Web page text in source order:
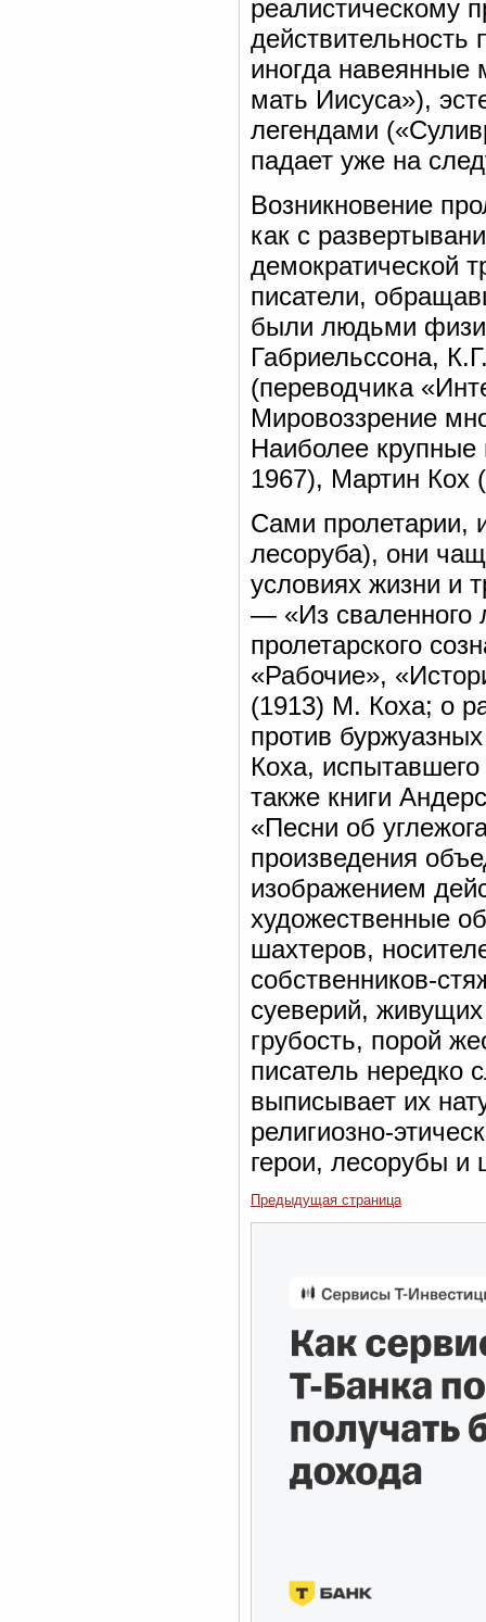
реалистическому
действительность
иногда
мать Иисуса»),
легендами
падает уже на
Возникновение
как с
демократической
писатели,
были людьми
Габриельссона,
(переводчика
Мировоззрение
Наиболее
1967), Мартин
Сами пролетарии,
лесоруба), они
условиях жизни и
— «Из сваленного
пролетарского
«Рабочие»,
(1913) М. Коха; о
против
Коха,
также книги
«Песни об
произведения
изображением
художественные
шахтеров,
собственников-
суеверий,
грубость, порой
писатель нередко
выписывает их
религиозно-
герои, лесорубы и
Предыдущая страница